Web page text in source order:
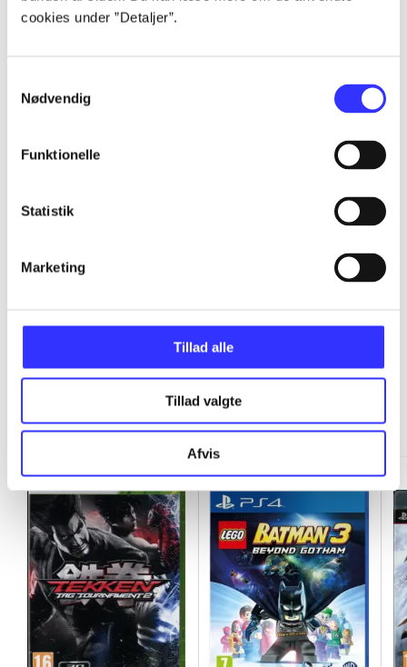
cookies under ”Detaljer”.
Nødvendig
Funktionelle
Statistik
Marketing
Tillad alle
Tillad valgte
Afvis
...
...
...
...